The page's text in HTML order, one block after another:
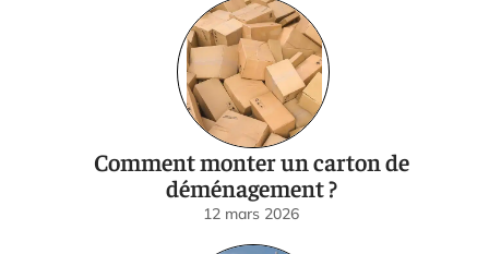
Comment monter un carton de
déménagement ?
12 mars 2026